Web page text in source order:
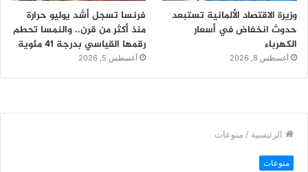
وزيرة الاقتصاد الألمانية تستبعد
حدوث انخفاض في أسعار
الكهرباء
أغسطس 8, 2026
فرنسا تسجل أشد يوليو حرارة
منذ أكثر من قرن.. والنمسا تحطم
رقمها القياسي بدرجة 41 مئوية
أغسطس 5, 2026